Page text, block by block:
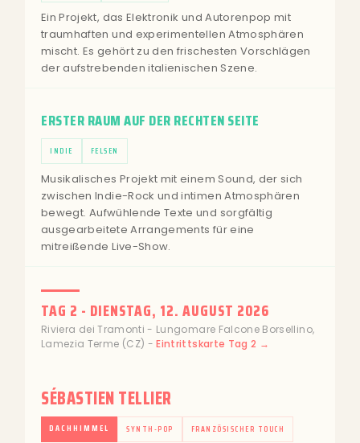
Ein Projekt, das Elektronik und Autorenpop mit
traumhaften und experimentellen Atmosphären
mischt. Es gehört zu den frischesten Vorschlägen
der aufstrebenden italienischen Szene.
ERSTER RAUM AUF DER RECHTEN SEITE
INDIE FELSEN
Musikalisches Projekt mit einem Sound, der sich
zwischen Indie-Rock und intimen Atmosphären
bewegt. Aufwühlende Texte und sorgfältig
ausgearbeitete Arrangements für eine
mitreißende Live-Show.
TAG 2 - DIENSTAG, 12. AUGUST 2026
Riviera dei Tramonti - Lungomare Falcone Borsellino,
Lamezia Terme (CZ) -Eintrittskarte Tag 2 →
SÉBASTIEN TELLIER
DACHHIMMEL SYNTH-POP FRANZÖSISCHER TOUCH